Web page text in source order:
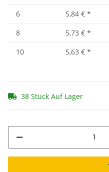
6
5,84 € *
8
5,73 € *
10
5,63 € *
38 Stück Auf Lager